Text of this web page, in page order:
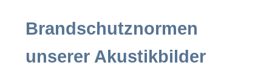
Brandschutznormen
unserer Akustikbilder